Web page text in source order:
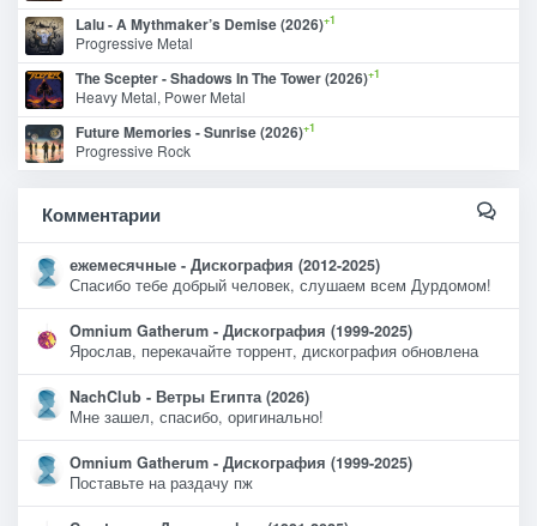
Lalu - A Mythmaker’s Demise (2026)+1
Progressive Metal
The Scepter - Shadows In The Tower (2026)+1
Heavy Metal, Power Metal
Future Memories - Sunrise (2026)+1
Progressive Rock
Комментарии
ежемесячные - Дискография (2012-2025)
Спасибо тебе добрый человек, слушаем всем Дурдомом!
Omnium Gatherum - Дискография (1999-2025)
Ярослав, перекачайте торрент, дискография обновлена
NachClub - Ветры Египта (2026)
Мне зашел, спасибо, оригинально!
Omnium Gatherum - Дискография (1999-2025)
Поставьте на раздачу пж